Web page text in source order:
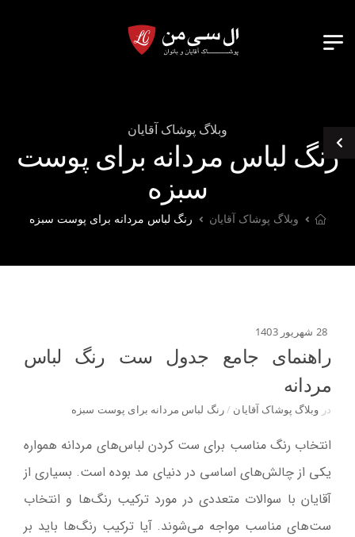
وبلاگ پوشاک آقایان
رنگ لباس مردانه برای پوست
سبزه
وبلاگ پوشاک آقایان رنگ لباس مردانه برای پوست سبزه
28 شهریور 1403
راهنمای جامع جدول ست رنگ لباس
مردانه
در وبلاگ پوشاک آقایان /رنگ لباس مردانه برای پوست سبزه
انتخاب رنگ مناسب برای ست کردن لباس‌های مردانه همواره
یکی از چالش‌های اساسی در دنیای مد بوده است. بسیاری از
آقایان با سوالات متعددی در مورد ترکیب رنگ‌ها و انتخاب
ست‌های مناسب مواجه می‌شوند. آیا ترکیب رنگ‌ها باید بر